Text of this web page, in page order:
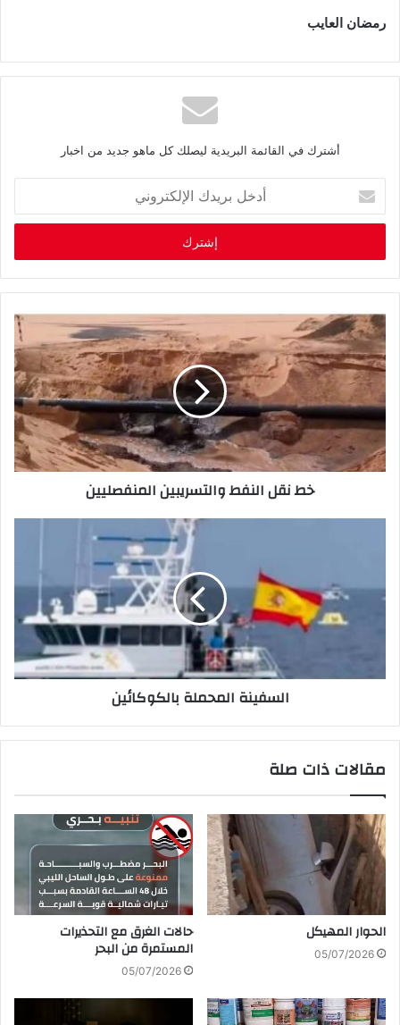
رمضان‭ ‬العايب
أشترك في القائمة البريدية ليصلك كل ماهو جديد من اخبار
خ
ب
ر
د
ك
ا
ل
إ
ل
ك
ت
ر
خط‭ ‬نقل‭ ‬النفط‭ ‬والتسريبين‭ ‬المنفصليين
السفينة‭ ‬المحملة‭ ‬بالكوكائين
مقالات ذات صلة
الحوار‭ ‬المهيكل
05/07/2026 ‬المستمرة‭ ‬من‭ ‬البحر
05/07/2026